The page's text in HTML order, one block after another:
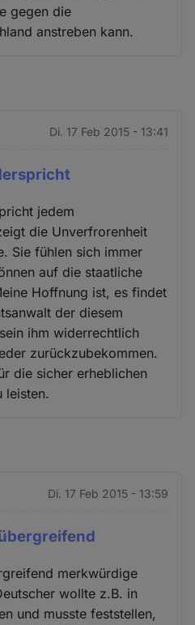
gegen die
anstreben kann.
Di. 17 Feb 2015 - 13:41
jedem
die Unverfrorenheit
Sie fühlen sich immer
auf die staatliche
Hoffnung ist, es findet
der diesem
ihm widerrechtlich
zurückzubekommen.
die sicher erheblichen
leisten.
Di. 17 Feb 2015 - 13:59
merkwürdige
wollte z.B. in
und musste feststellen,